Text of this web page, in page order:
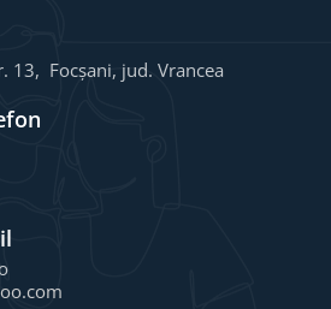
13, Focșani, jud. Vrancea